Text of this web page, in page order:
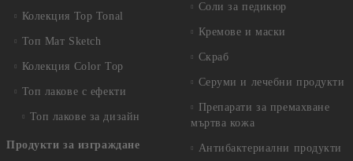
Колекция Top Tonal
Топ Мат Sketch
Колекция Color Top
Топ лакове с ефекти
Топ лакове за дизайн
Продукти за изграждане
Соли за педикюр
Кремове и маски
Скраб
Серуми и лечебни продукти
Препарати за премахване
мъртва кожа
Антибактериални продукти